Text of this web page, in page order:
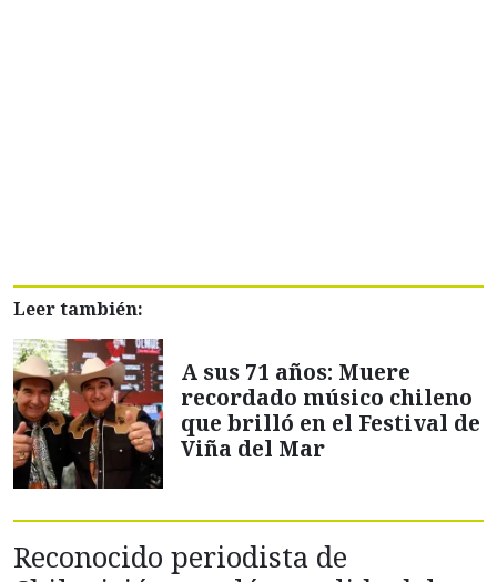
Leer también:
A sus 71 años: Muere
recordado músico chileno
que brilló en el Festival de
Viña del Mar
Reconocido periodista de